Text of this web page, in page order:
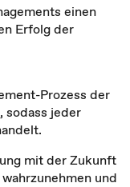
einen
Erfolg der
Prozess der
sodass jeder
mit der Zukunft
und